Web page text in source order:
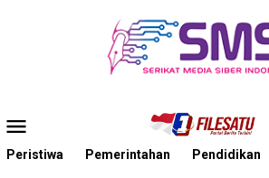
Mobile
Peristiwa Pemerintahan Pendidikan